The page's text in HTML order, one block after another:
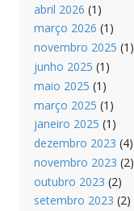
abril 2026 (1)
março 2026 (1)
novembro 2025 (1)
junho 2025 (1)
maio 2025 (1)
março 2025 (1)
janeiro 2025 (1)
dezembro 2023 (4)
novembro 2023 (2)
outubro 2023 (2)
setembro 2023 (2)